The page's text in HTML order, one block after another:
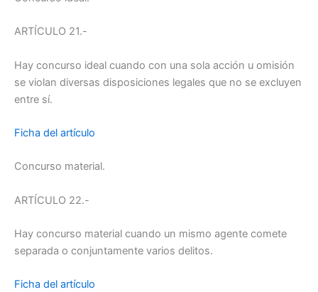
ARTÍCULO 21.-
Hay concurso ideal cuando con una sola acción u omisión
se violan diversas disposiciones legales que no se excluyen
entre sí.
Ficha del artículo
Concurso material.
ARTÍCULO 22.-
Hay concurso material cuando un mismo agente comete
separada o conjuntamente varios delitos.
Ficha del artículo